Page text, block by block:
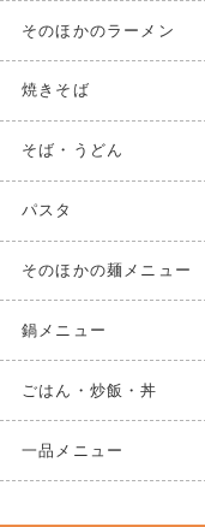
そのほかのラーメン
焼きそば
そば・うどん
パスタ
そのほかの麺メニュー
鍋メニュー
ごはん・炒飯・丼
一品メニュー